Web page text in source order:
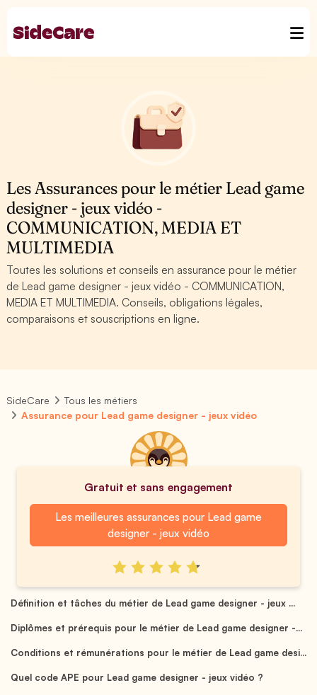
Les Assurances pour le métier Lead game
designer - jeux vidéo -
COMMUNICATION, MEDIA ET
MULTIMEDIA
Toutes les solutions et conseils en assurance pour le métier
de Lead game designer - jeux vidéo - COMMUNICATION,
MEDIA ET MULTIMEDIA. Conseils, obligations légales,
comparaisons et souscriptions en ligne.
SideCare
Tous les métiers
Assurance pour Lead game designer - jeux vidéo
Gratuit et sans engagement
Les meilleures assurances pour Lead game
designer - jeux vidéo
Définition et tâches du métier de Lead game designer - jeux ...
Diplômes et prérequis pour le métier de Lead game designer -...
Conditions et rémunérations pour le métier de Lead game desi...
Quel code APE pour Lead game designer - jeux vidéo ?